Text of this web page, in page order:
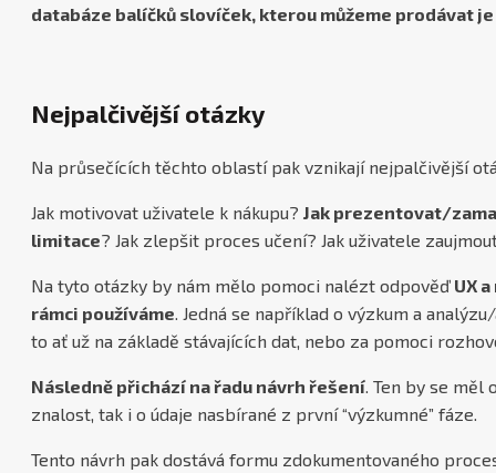
databáze balíčků slovíček, kterou můžeme prodávat
Nejpalčivější otázky
Na průsečících těchto oblastí pak vznikají nejpalčivější
Jak motivovat uživatele k nákupu? Jak prezentovat/
limitace? Jak zlepšit proces učení? Jak uživatele
Na tyto otázky by nám mělo pomoci nalézt odpověď UX
rámci používáme. Jedná se například o výzkum a
to ať už na základě stávajících dat, nebo za pomoci
Následně přichází na řadu návrh řešení. Ten by se měl
znalost, tak i o údaje nasbírané z první “výzkumné” fáze.
Tento návrh pak dostává formu zdokumentovaného